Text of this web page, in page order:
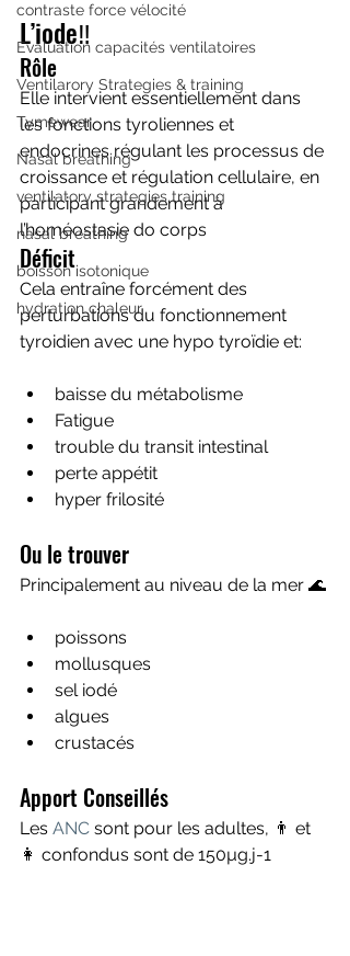
contraste force vélocité
Evaluation capacités ventilatoires
Ventilarory Strategies & training
Tymewear
Nasal breathing
ventilatory strategies training
nasal breathing
boisson isotonique
hydration chaleur
L’iode‼️
Rôle
Elle intervient essentiellement dans
les fonctions tyroliennes et
endocrines régulant les processus de
croissance et régulation cellulaire, en
participant grandement à
l’homéostasie do corps
Déficit
Cela entraîne forcément des
perturbations du fonctionnement
tyroidien avec une hypo tyroïdie et:
baisse du métabolisme
Fatigue
trouble du transit intestinal
perte appétit
hyper frilosité
Ou le trouver
Principalement au niveau de la mer 🌊
poissons
mollusques
sel iodé
algues
crustacés
Apport Conseillés
Les ANC sont pour les adultes, 👨 et
👩 confondus sont de 150µg.j-1